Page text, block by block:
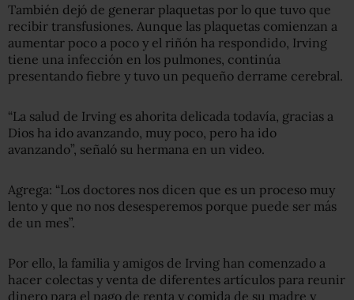
También dejó de generar plaquetas por lo que tuvo que
recibir transfusiones. Aunque las plaquetas comienzan a
aumentar poco a poco y el riñón ha respondido, Irving
tiene una infección en los pulmones, continúa
presentando fiebre y tuvo un pequeño derrame cerebral.
“La salud de Irving es ahorita delicada todavía, gracias a
Dios ha ido avanzando, muy poco, pero ha ido
avanzando”, señaló su hermana en un video.
Agrega: “Los doctores nos dicen que es un proceso muy
lento y que no nos desesperemos porque puede ser más
de un mes”.
Por ello, la familia y amigos de Irving han comenzado a
hacer colectas y venta de diferentes artículos para reunir
dinero para el pago de renta y comida de su madre y